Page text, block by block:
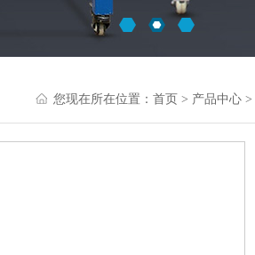
您现在所在位置： 首页 > 产品中心 >